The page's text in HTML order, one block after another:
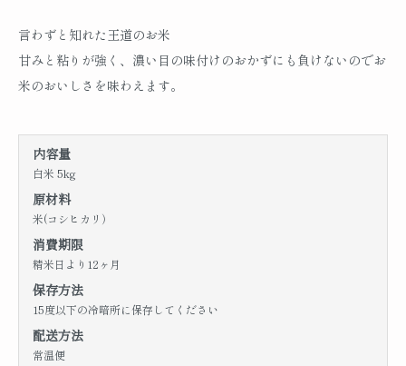
言わずと知れた王道のお米
甘みと粘りが強く、濃い目の味付けのおかずにも負けないのでお
米のおいしさを味わえます。
内容量
白米 5kg
原材料
米(コシヒカリ）
消費期限
精米日より12ヶ月
保存方法
15度以下の冷暗所に保存してください
配送方法
常温便